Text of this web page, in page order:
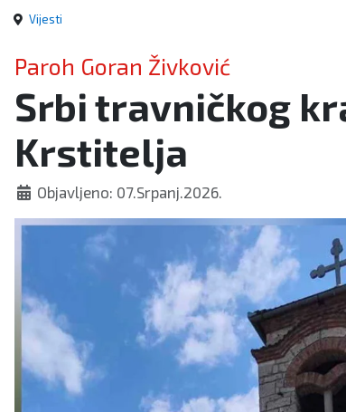
Vijesti
Paroh Goran Živković
Srbi travničkog
Krstitelja
Objavljeno: 07.Srpanj.2026.